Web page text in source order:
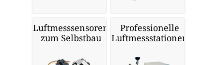
Luftmesssensoren
zum Selbstbau
Professionelle
Luftmessstationen